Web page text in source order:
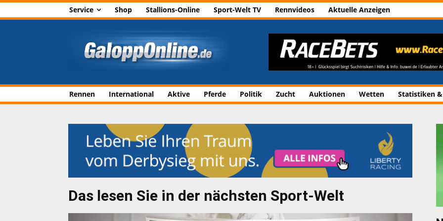
Service Shop Stallions-Online Sport-Welt TV Rennvideos Aktuelle Anzeigen
Rennen International Aktive Pferde Politik Zucht Auktionen Wetten Statistiken
Das lesen Sie in der nächsten Sport-Welt